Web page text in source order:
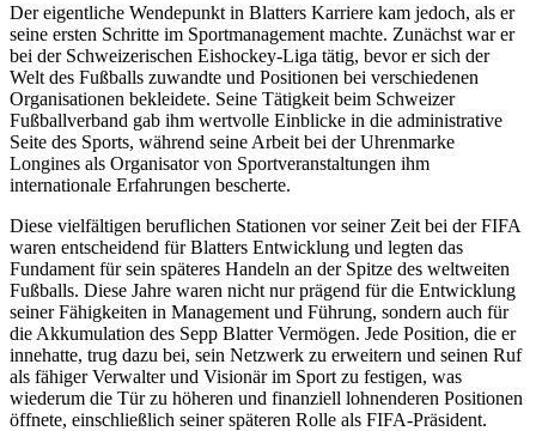
Der eigentliche Wendepunkt in Blatters Karriere kam jedoch, als er
seine ersten Schritte im Sportmanagement machte. Zunächst war er
bei der Schweizerischen Eishockey-Liga tätig, bevor er sich der
Welt des Fußballs zuwandte und Positionen bei verschiedenen
Organisationen bekleidete. Seine Tätigkeit beim Schweizer
Fußballverband gab ihm wertvolle Einblicke in die administrative
Seite des Sports, während seine Arbeit bei der Uhrenmarke
Longines als Organisator von Sportveranstaltungen ihm
internationale Erfahrungen bescherte.
Diese vielfältigen beruflichen Stationen vor seiner Zeit bei der FIFA
waren entscheidend für Blatters Entwicklung und legten das
Fundament für sein späteres Handeln an der Spitze des weltweiten
Fußballs. Diese Jahre waren nicht nur prägend für die Entwicklung
seiner Fähigkeiten in Management und Führung, sondern auch für
die Akkumulation des Sepp Blatter Vermögen. Jede Position, die er
innehatte, trug dazu bei, sein Netzwerk zu erweitern und seinen Ruf
als fähiger Verwalter und Visionär im Sport zu festigen, was
wiederum die Tür zu höheren und finanziell lohnenderen Positionen
öffnete, einschließlich seiner späteren Rolle als FIFA-Präsident.